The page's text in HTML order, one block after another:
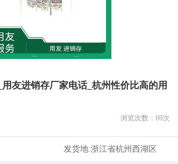
友进销存厂家电话_杭州性价比高的用
浏览次数： 69次
发货地:浙江省杭州西湖区